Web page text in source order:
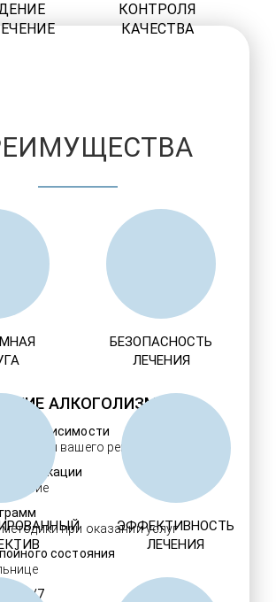
АЛКОГОЛИЗМА
вашего региона
при оказании услуг
состояния
24/7
КОНТРОЛЯ
КАЧЕСТВА
БЕЗОПАСНОСТЬ
ЛЕЧЕНИЯ
ЭФФЕКТИВНОСТЬ
ЛЕЧЕНИЯ